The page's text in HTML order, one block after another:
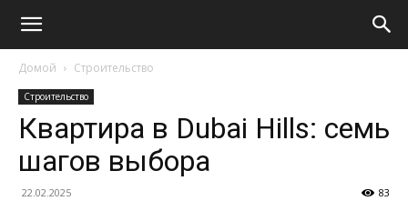
Домой Строительство
Строительство
Квартира в Dubai Hills: семь
шагов выбора
22.02.2025 83